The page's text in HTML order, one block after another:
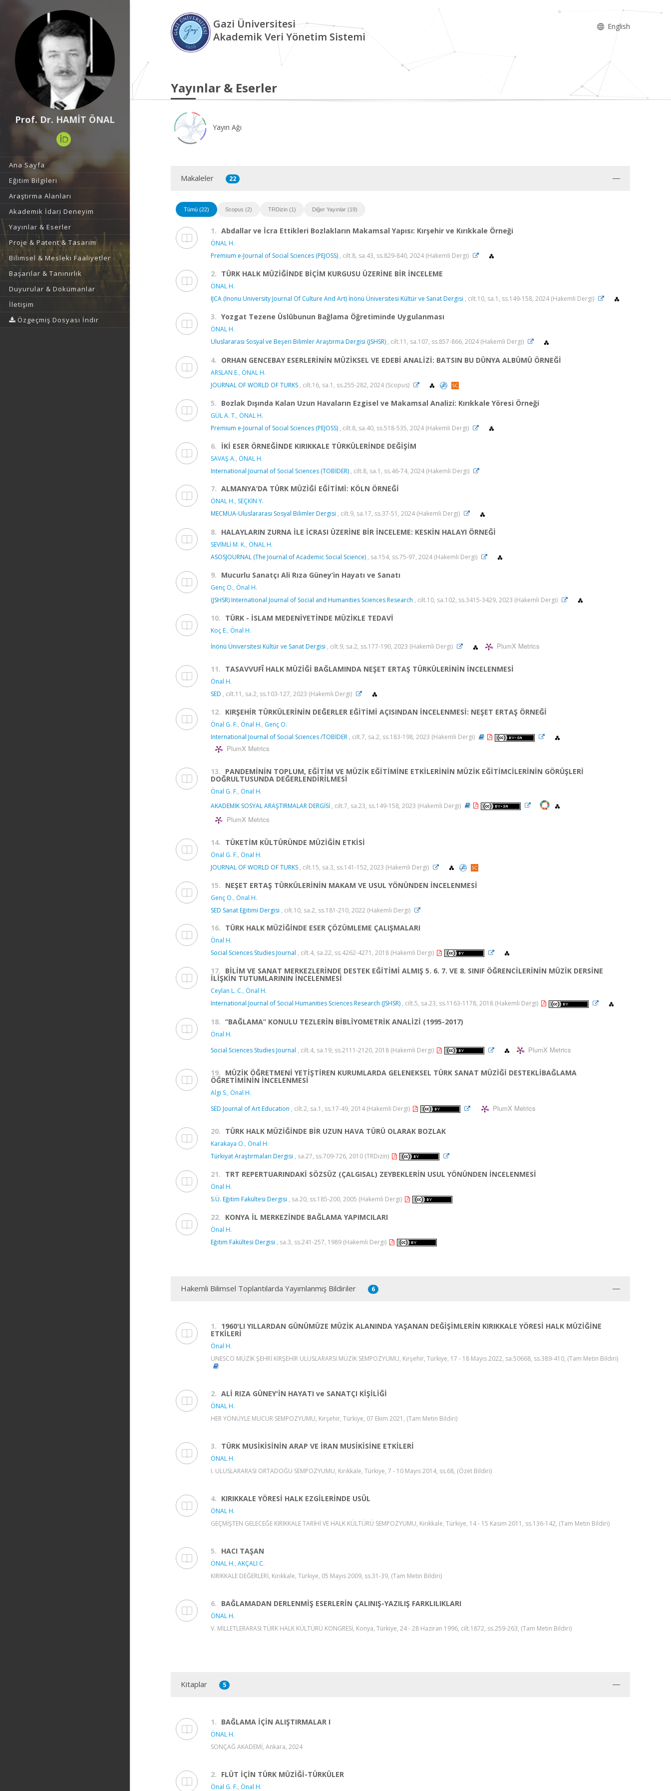
Prof. Dr. HAMİT ÖNAL
Ana Sayfa
Eğitim Bilgileri
Araştırma Alanları
Akademik İdari Deneyim
Yayınlar & Eserler
Proje & Patent & Tasarım
Bilimsel & Mesleki Faaliyetler
Başarılar & Tanınırlık
Duyurular & Dokümanlar
İletişim
Özgeçmiş Dosyası İndir
Gazi Üniversitesi
Akademik Veri Yönetim Sistemi
English
Yayınlar & Eserler
Yayın Ağı
Makaleler 22
Tümü (22) Scopus (2) TRDizin (1) Diğer Yayınlar (19)
1. Abdallar ve İcra Ettikleri Bozlakların Makamsal Yapısı: Kırşehir ve Kırıkkale Örneği
ÖNAL H.
Premium e-Journal of Social Sciences (PEJOSS) , cilt.8, sa.43, ss.829-840, 2024 (Hakemli Dergi)
2. TÜRK HALK MÜZİĞİNDE BİÇİM KURGUSU ÜZERİNE BİR İNCELEME
ÖNAL H.
IJCA (Inonu University Journal Of Culture And Art) İnönü Üniversitesi Kültür ve Sanat Dergisi , cilt.10, sa.1, ss.149-158, 2024 (Hakemli Dergi)
3. Yozgat Tezene Üslûbunun Bağlama Öğretiminde Uygulanması
ÖNAL H.
Uluslararası Sosyal ve Beşeri Bilimler Araştırma Dergisi (JSHSR) , cilt.11, sa.107, ss.857-866, 2024 (Hakemli Dergi)
4. ORHAN GENCEBAY ESERLERİNİN MÜZİKSEL VE EDEBİ ANALİZİ: BATSIN BU DÜNYA ALBÜMÜ ÖRNEĞİ
ARSLAN E., ÖNAL H.
JOURNAL OF WORLD OF TURKS , cilt.16, sa.1, ss.255-282, 2024 (Scopus)
5. Bozlak Dışında Kalan Uzun Havaların Ezgisel ve Makamsal Analizi: Kırıkkale Yöresi Örneği
GÜL A. T., ÖNAL H.
Premium e-Journal of Social Sciences (PEJOSS) , cilt.8, sa.40, ss.518-535, 2024 (Hakemli Dergi)
6. İKİ ESER ÖRNEĞİNDE KIRIKKALE TÜRKÜLERİNDE DEĞİŞİM
SAVAŞ A., ÖNAL H.
International Journal of Social Sciences (TOBİDER) , cilt.8, sa.1, ss.46-74, 2024 (Hakemli Dergi)
7. ALMANYA’DA TÜRK MÜZİĞİ EĞİTİMİ: KÖLN ÖRNEĞİ
ÖNAL H., SEÇKİN Y.
MECMUA-Uluslararası Sosyal Bilimler Dergisi , cilt.9, sa.17, ss.37-51, 2024 (Hakemli Dergi)
8. HALAYLARIN ZURNA İLE İCRASI ÜZERİNE BİR İNCELEME: KESKİN HALAYI ÖRNEĞİ
SEVİMLİ M. K., ÖNAL H.
ASOSJOURNAL (The Journal of Academic Social Science) , sa.154, ss.75-97, 2024 (Hakemli Dergi)
9. Mucurlu Sanatçı Ali Rıza Güney’in Hayatı ve Sanatı
Genç O., Önal H.
(JSHSR) International Journal of Social and Humanities Sciences Research , cilt.10, sa.102, ss.3415-3429, 2023 (Hakemli Dergi)
10. TÜRK - İSLAM MEDENİYETİNDE MÜZİKLE TEDAVİ
Koç E., Önal H.
İnönü Üniversitesi Kültür ve Sanat Dergisi , cilt.9, sa.2, ss.177-190, 2023 (Hakemli Dergi) PlumX Metrics
11. TASAVVUFÎ HALK MÜZİĞİ BAĞLAMINDA NEŞET ERTAŞ TÜRKÜLERİNİN İNCELENMESİ
Önal H.
SED , cilt.11, sa.2, ss.103-127, 2023 (Hakemli Dergi)
12. KIRŞEHİR TÜRKÜLERİNİN DEĞERLER EĞİTİMİ AÇISINDAN İNCELENMESİ: NEŞET ERTAŞ ÖRNEĞİ
Önal G. F., Önal H., Genç O.
International Journal of Social Sciences /TOBİDER , cilt.7, sa.2, ss.183-198, 2023 (Hakemli Dergi)
PlumX Metrics
13. PANDEMİNİN TOPLUM, EĞİTİM VE MÜZİK EĞİTİMİNE ETKİLERİNİN MÜZİK EĞİTİMCİLERİNİN GÖRÜŞLERİ
DOĞRULTUSUNDA DEĞERLENDİRİLMESİ
Önal G. F., Önal H.
AKADEMİK SOSYAL ARAŞTIRMALAR DERGİSİ , cilt.7, sa.23, ss.149-158, 2023 (Hakemli Dergi)
PlumX Metrics
14. TÜKETİM KÜLTÜRÜNDE MÜZİĞİN ETKİSİ
Önal G. F., Önal H.
JOURNAL OF WORLD OF TURKS , cilt.15, sa.3, ss.141-152, 2023 (Hakemli Dergi)
15. NEŞET ERTAŞ TÜRKÜLERİNİN MAKAM VE USUL YÖNÜNDEN İNCELENMESİ
Genç O., Önal H.
SED Sanat Eğitimi Dergisi , cilt.10, sa.2, ss.181-210, 2022 (Hakemli Dergi)
16. TÜRK HALK MÜZİĞİNDE ESER ÇÖZÜMLEME ÇALIŞMALARI
Önal H.
Social Sciences Studies Journal , cilt.4, sa.22, ss.4262-4271, 2018 (Hakemli Dergi)
17. BİLİM VE SANAT MERKEZLERİNDE DESTEK EĞİTİMİ ALMIŞ 5. 6. 7. VE 8. SINIF ÖĞRENCİLERİNİN MÜZİK DERSİNE
İLİŞKİN TUTUMLARININ İNCELENMESİ
Ceylan L. C., Önal H.
International Journal of Social Humanities Sciences Research (JSHSR) , cilt.5, sa.23, ss.1163-1178, 2018 (Hakemli Dergi)
18. ”BAĞLAMA” KONULU TEZLERİN BİBLİYOMETRİK ANALİZİ (1995-2017)
Önal H.
Social Sciences Studies Journal , cilt.4, sa.19, ss.2111-2120, 2018 (Hakemli Dergi) PlumX Metrics
19. MÜZİK ÖĞRETMENİ YETİŞTİREN KURUMLARDA GELENEKSEL TÜRK SANAT MÜZİĞİ DESTEKLİBAĞLAMA
ÖĞRETİMİNİN İNCELENMESİ
Algı S., Önal H.
SED Journal of Art Education , cilt.2, sa.1, ss.17-49, 2014 (Hakemli Dergi) PlumX Metrics
20. TÜRK HALK MÜZİĞİNDE BİR UZUN HAVA TÜRÜ OLARAK BOZLAK
Karakaya O., Önal H.
Türkiyat Araştırmaları Dergisi , sa.27, ss.709-726, 2010 (TRDizin)
21. TRT REPERTUARINDAKİ SÖZSÜZ (ÇALGISAL) ZEYBEKLERİN USUL YÖNÜNDEN İNCELENMESİ
Önal H.
S.Ü. Eğitim Fakültesi Dergisi , sa.20, ss.185-200, 2005 (Hakemli Dergi)
22. KONYA İL MERKEZİNDE BAĞLAMA YAPIMCILARI
Önal H.
Eğitim Fakültesi Dergisi , sa.3, ss.241-257, 1989 (Hakemli Dergi)
Hakemli Bilimsel Toplantılarda Yayımlanmış Bildiriler 6
1. 1960'LI YILLARDAN GÜNÜMÜZE MÜZİK ALANINDA YAŞANAN DEĞİŞİMLERİN KIRIKKALE YÖRESİ HALK MÜZİĞİNE
ETKİLERİ
Önal H.
UNESCO MÜZİK ŞEHRİ KIRŞEHİR ULUSLARARSI MÜZİK SEMPOZYUMU, Kırşehir, Türkiye, 17 - 18 Mayıs 2022, sa.50668, ss.389-410, (Tam Metin Bildiri)
2. ALİ RIZA GÜNEY'İN HAYATI ve SANATÇI KİŞİLİĞİ
ÖNAL H.
HER YÖNÜYLE MUCUR SEMPOZYUMU, Kırşehir, Türkiye, 07 Ekim 2021, (Tam Metin Bildiri)
3. TÜRK MUSİKİSİNİN ARAP VE İRAN MUSİKİSİNE ETKİLERİ
ÖNAL H.
I. ULUSLARARASI ORTADOĞU SEMPOZYUMU, Kırıkkale, Türkiye, 7 - 10 Mayıs 2014, ss.68, (Özet Bildiri)
4. KIRIKKALE YÖRESİ HALK EZGİLERİNDE USÛL
ÖNAL H.
GEÇMİŞTEN GELECEĞE KIRIKKALE TARİHİ VE HALK KÜLTÜRÜ SEMPOZYUMU, Kırıkkale, Türkiye, 14 - 15 Kasım 2011, ss.136-142, (Tam Metin Bildiri)
5. HACI TAŞAN
ÖNAL H., AKÇALI C.
KIRIKKALE DEĞERLERİ, Kırıkkale, Türkiye, 05 Mayıs 2009, ss.31-39, (Tam Metin Bildiri)
6. BAĞLAMADAN DERLENMİŞ ESERLERİN ÇALINIŞ-YAZILIŞ FARKLILIKLARI
ÖNAL H.
V. MİLLETLERARASI TÜRK HALK KÜLTÜRÜ KONGRESİ, Konya, Türkiye, 24 - 28 Haziran 1996, cilt.1872, ss.259-263, (Tam Metin Bildiri)
Kitaplar 5
1. BAĞLAMA İÇİN ALIŞTIRMALAR I
ÖNAL H.
SONÇAĞ AKADEMİ, Ankara, 2024
2. FLÜT İÇİN TÜRK MÜZİĞİ-TÜRKÜLER
Önal G. F., Önal H.